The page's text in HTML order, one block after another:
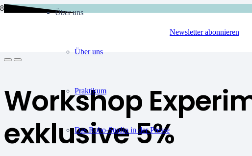
Über uns
Über uns
Praktikum
Das Robo-Studio in der Presse
Newsletter abonnieren
Workshop
exklusive 5%